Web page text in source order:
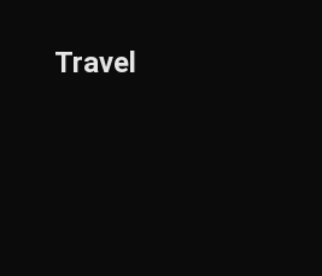
Travel